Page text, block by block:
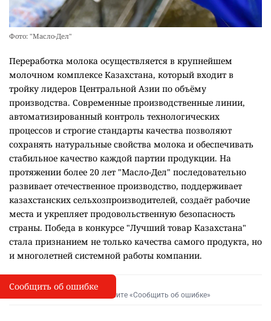
Фото: "Масло-Дел"
Переработка молока осуществляется в крупнейшем
молочном комплексе Казахстана, который входит в
тройку лидеров Центральной Азии по объёму
производства. Современные производственные линии,
автоматизированный контроль технологических
процессов и строгие стандарты качества позволяют
сохранять натуральные свойства молока и обеспечивать
стабильное качество каждой партии продукции. На
протяжении более 20 лет "Масло-Дел" последовательно
развивает отечественное производство, поддерживает
казахстанских сельхозпроизводителей, создаёт рабочие
места и укрепляет продовольственную безопасность
страны. Победа в конкурсе "Лучший товар Казахстана"
стала признанием не только качества самого продукта, но
и многолетней системной работы компании.
I
Сообщить об опечатке
Выделите фрагмент и нажмите «Сообщить об ошибке»
Сообщить об ошибке